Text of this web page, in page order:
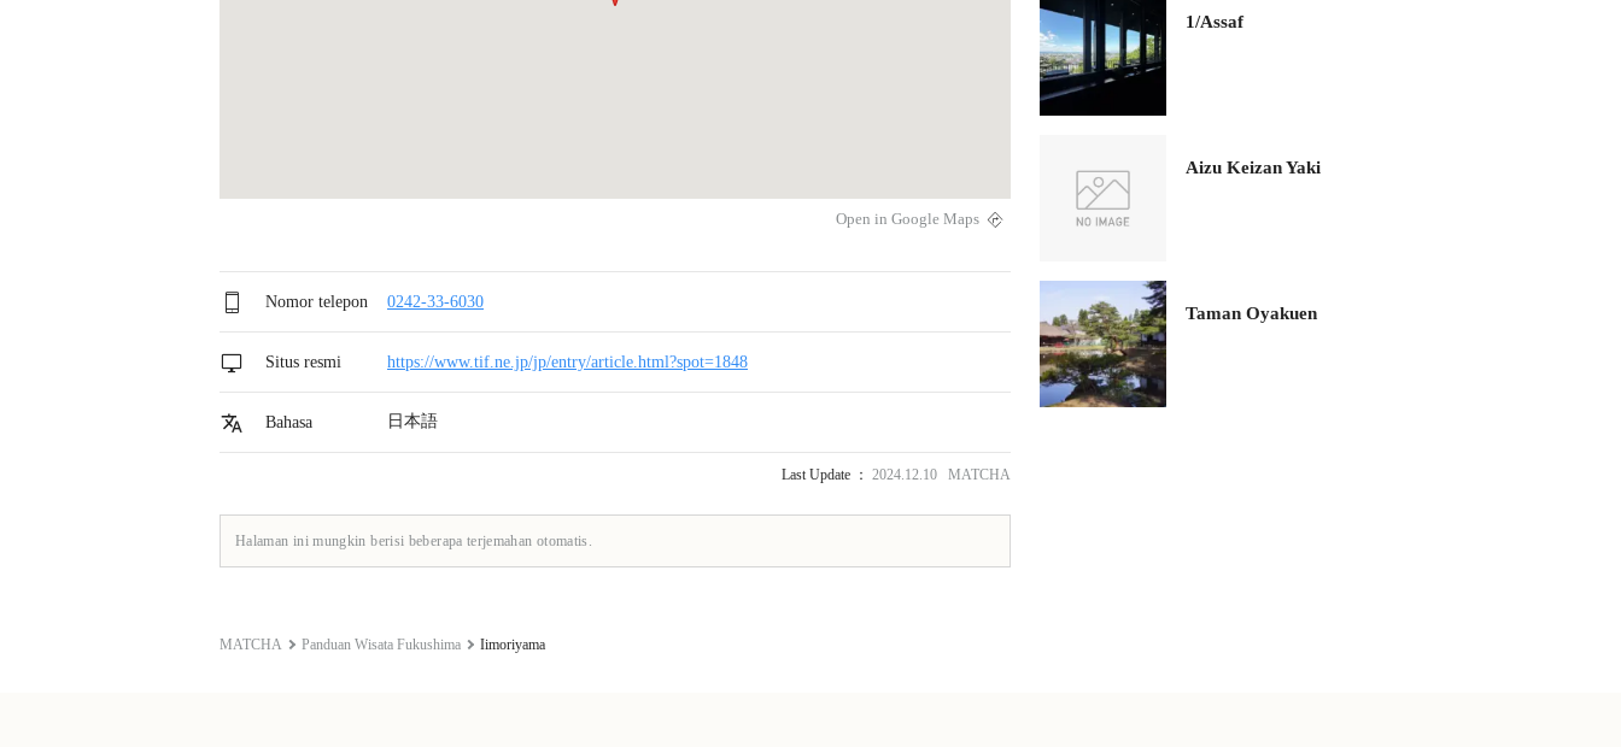
Open in Google Maps
Nomor telepon 0242-33-6030
Situs resmi https://www.tif.ne.jp/jp/entry/article.html?spot=1848
Bahasa 日本語
Last Update ： 2024.12.10 MATCHA
Halaman ini mungkin berisi beberapa terjemahan otomatis.
1/Assaf
Aizu Keizan Yaki
Taman Oyakuen
MATCHA Panduan Wisata Fukushima Iimoriyama